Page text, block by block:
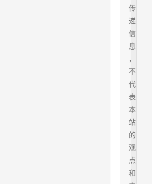
传
递
信
息
，
不
代
表
本
站
的
观
点
和